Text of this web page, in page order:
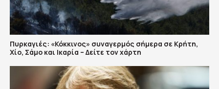
Πυρκαγιές: «Κόκκινος» συναγερμός σήμερα σε Κρήτη,
Χίο, Σάμο και Ικαρία – Δείτε τον χάρτη